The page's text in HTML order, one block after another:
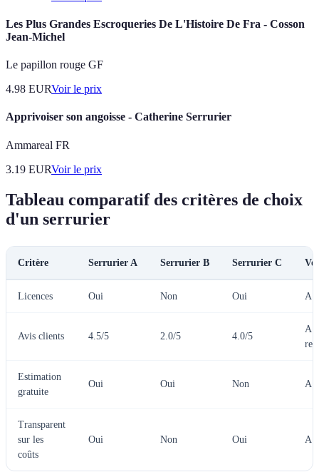
Les Plus Grandes Escroqueries De L'Histoire De Fra - Cosson
Jean-Michel
Le papillon rouge GF
4.98 EURVoir le prix
Apprivoiser son angoisse - Catherine Serrurier
Ammareal FR
3.19 EURVoir le prix
Tableau comparatif des critères de choix
d'un serrurier
Critère Serrurier A Serrurier B Serrurier C
Licences Oui Non Oui A
Avis clients 4.5/5 2.0/5 4.0/5
A
Estimation
gratuite
Oui Oui Non A
Transparent
sur les
coûts
Oui Non Oui A